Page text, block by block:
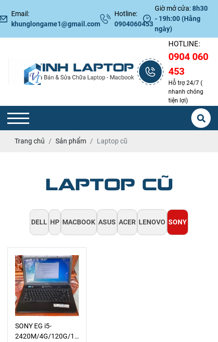
Email:
khunglongame1@gmail.com
Hotline:
0904060453
Giờ mở cửa:8h30
- 19h:00 (Hằng
ngày)
HOTLINE:
0904 060
453
Hỗ trợ 24/7 (
nhanh chóng
tiện lợi)
Trang chủ Sản phẩm Laptop cũ
LAPTOP CŨ
DELL HP MACBOOK ASUS ACER LENOVO SONY
SONY EG i5-
2420M/4G/120G/14